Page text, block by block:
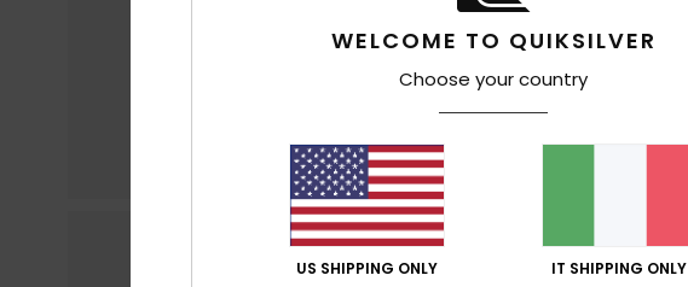
WELCOME TO QUIKSILVER
Choose your country
US SHIPPING ONLY IT SHIPPING ONLY